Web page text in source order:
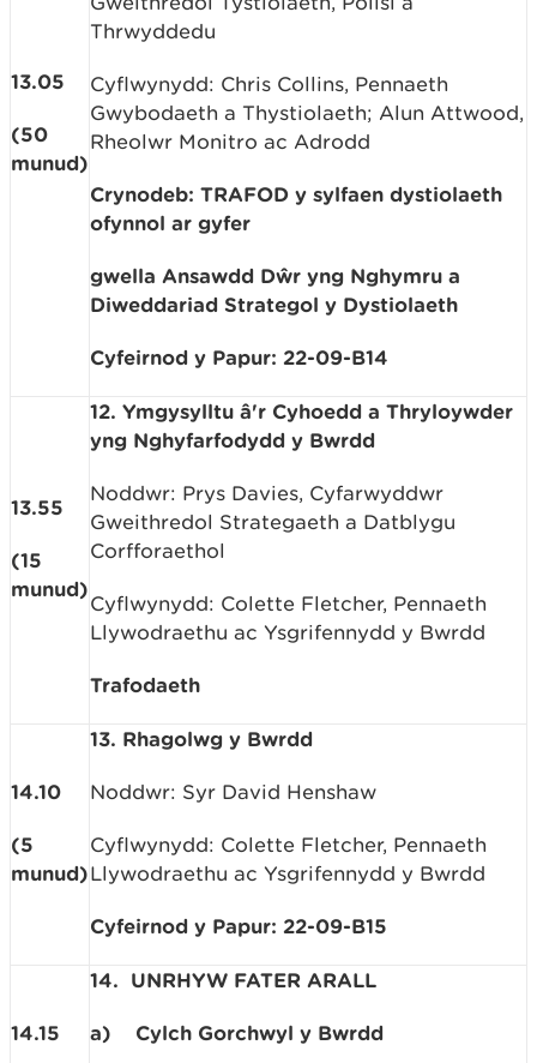
13.05
(50
munud)
Thrwyddedu
Cyflwynydd: Chris Collins, Pennaeth
Gwybodaeth a Thystiolaeth; Alun Attwood,
Rheolwr Monitro ac Adrodd
Crynodeb: TRAFOD y sylfaen dystiolaeth
ofynnol ar gyfer
gwella Ansawdd Dŵr yng Nghymru a
Diweddariad Strategol y Dystiolaeth
Cyfeirnod y Papur: 22-09-B14
13.55
(15
munud)
12. Ymgysylltu â'r Cyhoedd a Thryloywder
yng Nghyfarfodydd y Bwrdd
Noddwr: Prys Davies, Cyfarwyddwr
Gweithredol Strategaeth a Datblygu
Corfforaethol
Cyflwynydd: Colette Fletcher, Pennaeth
Llywodraethu ac Ysgrifennydd y Bwrdd
Trafodaeth
14.10
(5
munud)
13. Rhagolwg y Bwrdd
Noddwr: Syr David Henshaw
Cyflwynydd: Colette Fletcher, Pennaeth
Llywodraethu ac Ysgrifennydd y Bwrdd
Cyfeirnod y Papur: 22-09-B15
14.15
14. UNRHYW FATER ARALL
a) Cylch Gorchwyl y Bwrdd